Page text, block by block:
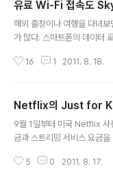
유료 Wi-Fi 접속도
해외 출장이나 여행을 다녀
가 많다. 스마트폰의 데이터
에 의존해야 한다. 그러나 우
넷 접속을 위해 커피숍을 찾
셔야 하는 불편함이 있다.
ype Access라는 서비스가
Wi-Fi 접속을 할 수 있다.
16 1 2011. 8. 18.
Netflix의 Just for
9월 1일부터 미국 Netflix 사
금과 스트리밍 서비스 요금
07/13 - Netflix, 미국에서 온
5 0 2011. 8. 17.